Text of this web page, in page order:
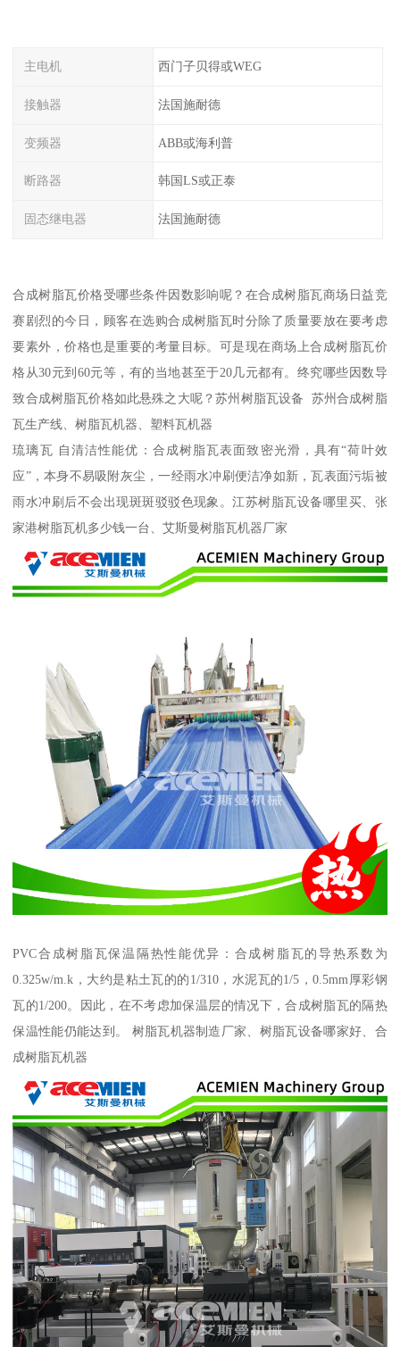
主电机 西门子贝得或WEG
接触器 法国施耐德
变频器 ABB或海利普
断路器 韩国LS或正泰
固态继电器 法国施耐德
合成树脂瓦价格受哪些条件因数影响呢？在合成树脂瓦商场日益竞
赛剧烈的今日，顾客在选购合成树脂瓦时分除了质量要放在要考虑
要素外，价格也是重要的考量目标。可是现在商场上合成树脂瓦价
格从30元到60元等，有的当地甚至于20几元都有。终究哪些因数导
致合成树脂瓦价格如此悬殊之大呢？苏州树脂瓦设备 苏州合成树脂
瓦生产线、树脂瓦机器、塑料瓦机器
琉璃瓦 自清洁性能优：合成树脂瓦表面致密光滑，具有“荷叶效
应”，本身不易吸附灰尘，一经雨水冲刷便洁净如新，瓦表面污垢被
雨水冲刷后不会出现斑斑驳驳色现象。江苏树脂瓦设备哪里买、张
家港树脂瓦机多少钱一台、艾斯曼树脂瓦机器厂家
PVC合成树脂瓦保温隔热性能优异：合成树脂瓦的导热系数为
0.325w/m.k，大约是粘土瓦的的1/310，水泥瓦的1/5，0.5mm厚彩钢
瓦的1/200。因此，在不考虑加保温层的情况下，合成树脂瓦的隔热
保温性能仍能达到。 树脂瓦机器制造厂家、树脂瓦设备哪家好、合
成树脂瓦机器